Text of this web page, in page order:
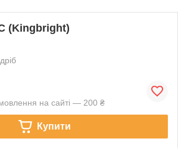
(Kingbright)
на сайті — 200 ₴
Купити